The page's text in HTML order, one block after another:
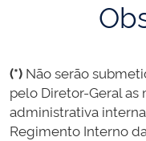
(*) Não serão
pelo Diretor-Geral as
administrativa
Regimento Interno